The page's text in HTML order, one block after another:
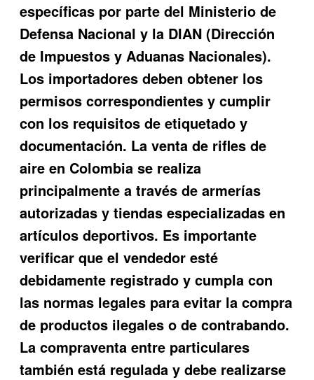
específicas por parte del Ministerio de
Defensa Nacional y la DIAN (Dirección
de Impuestos y Aduanas Nacionales).
Los importadores deben obtener los
permisos correspondientes y cumplir
con los requisitos de etiquetado y
documentación. La venta de rifles de
aire en Colombia se realiza
principalmente a través de armerías
autorizadas y tiendas especializadas en
artículos deportivos. Es importante
verificar que el vendedor esté
debidamente registrado y cumpla con
las normas legales para evitar la compra
de productos ilegales o de contrabando.
La compraventa entre particulares
también está regulada y debe realizarse